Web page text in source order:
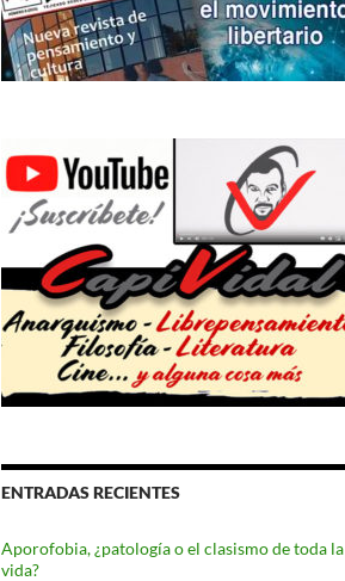
ENTRADAS RECIENTES
Aporofobia, ¿patología o el clasismo de toda la
vida?